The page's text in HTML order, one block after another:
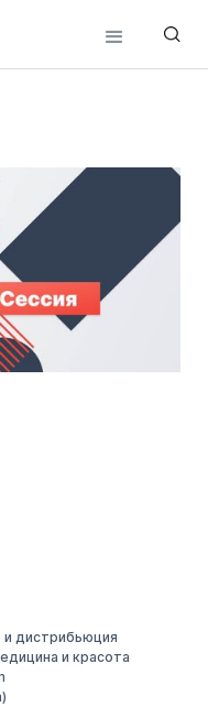
дистрибьюция
и красота